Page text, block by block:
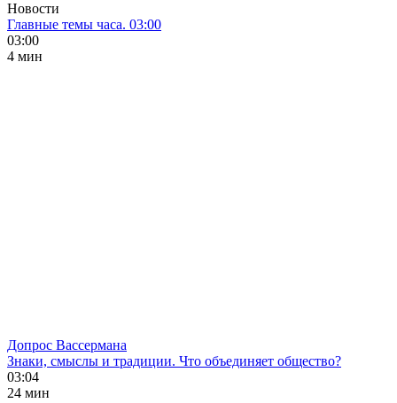
Новости
Главные темы часа. 03:00
03:00
4 мин
Допрос Вассермана
Знаки, смыслы и традиции. Что объединяет общество?
03:04
24 мин